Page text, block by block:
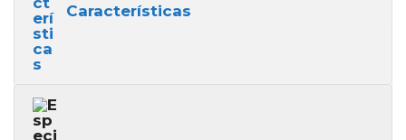
Características